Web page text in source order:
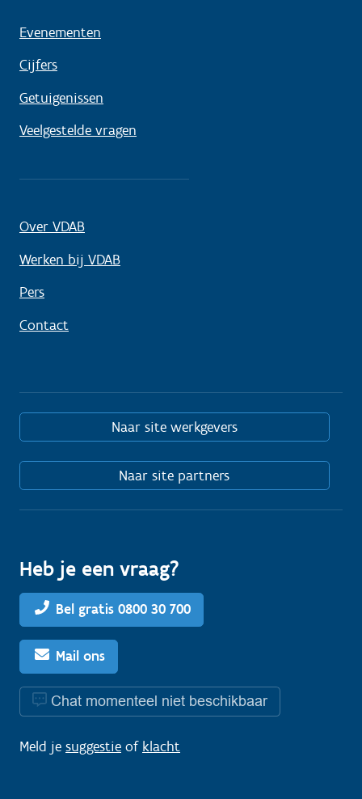
Evenementen
Cijfers
Getuigenissen
Veelgestelde vragen
Over VDAB
Werken bij VDAB
Pers
Contact
Naar site werkgevers
Naar site partners
Heb je een vraag?
Bel gratis 0800 30 700
Mail ons
Chat momenteel niet beschikbaar
Meld je suggestie of klacht